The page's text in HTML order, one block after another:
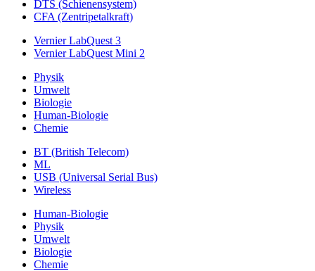
DTS (Schienensystem)
CFA (Zentripetalkraft)
Vernier LabQuest 3
Vernier LabQuest Mini 2
Physik
Umwelt
Biologie
Human-Biologie
Chemie
BT (British Telecom)
ML
USB (Universal Serial Bus)
Wireless
Human-Biologie
Physik
Umwelt
Biologie
Chemie